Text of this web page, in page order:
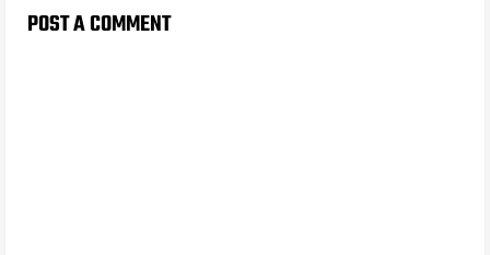
POST A COMMENT